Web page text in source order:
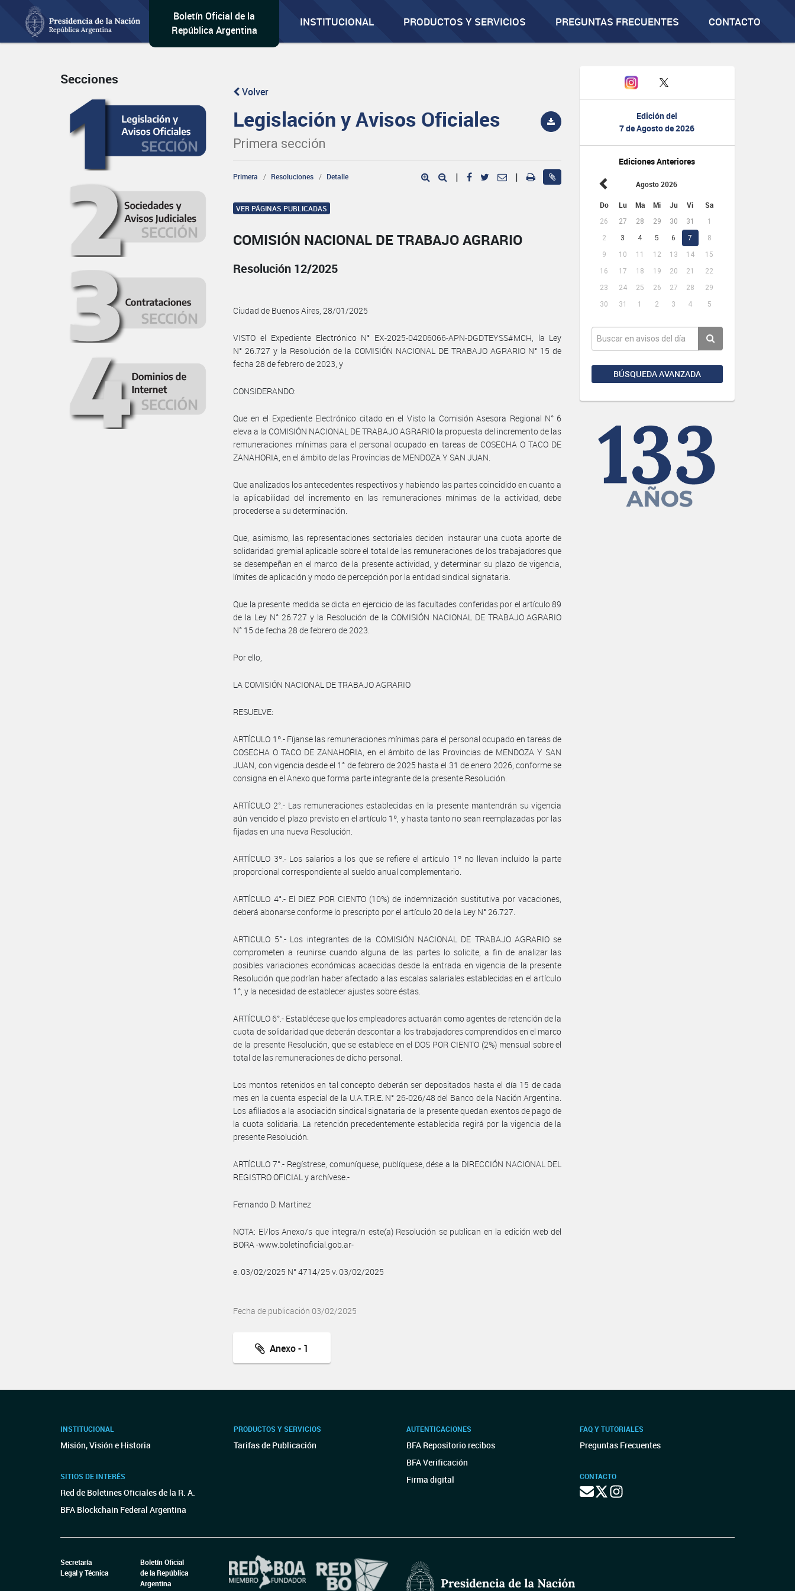
Boletín Oficial de la
República Argentina
INSTITUCIONAL PRODUCTOS Y SERVICIOS PREGUNTAS FRECUENTES CONTACTO
Edición del
7 de Agosto de 2026
Ediciones Anteriores
Agosto 2026
Do Lu Ma Mi Ju Vi Sa
26 27 28 29 30 31
1
2
3 4 5 6 7
8
9
10 11 12 13 14
15
16
17 18 19 20 21
22
23
24 25 26 27 28
29
30
31 1 2 3 4 5
BÚSQUEDA AVANZADA
Secciones
Volver
Legislación y Avisos Oficiales
Primera sección
Primera Resoluciones Detalle | |
VER PÁGINAS PUBLICADAS
COMISIÓN NACIONAL DE TRABAJO AGRARIO
Resolución 12/2025
Ciudad de Buenos Aires, 28/01/2025
VISTO el Expediente Electrónico N° EX-2025-04206066-APN-DGDTEYSS#MCH, la Ley
N° 26.727 y la Resolución de la COMISIÓN NACIONAL DE TRABAJO AGRARIO N° 15 de
fecha 28 de febrero de 2023, y
CONSIDERANDO:
Que en el Expediente Electrónico citado en el Visto la Comisión Asesora Regional N° 6
eleva a la COMISIÓN NACIONAL DE TRABAJO AGRARIO la propuesta del incremento de las
remuneraciones mínimas para el personal ocupado en tareas de COSECHA O TACO DE
ZANAHORIA, en el ámbito de las Provincias de MENDOZA Y SAN JUAN.
Que analizados los antecedentes respectivos y habiendo las partes coincidido en cuanto a
la aplicabilidad del incremento en las remuneraciones mínimas de la actividad, debe
procederse a su determinación.
Que, asimismo, las representaciones sectoriales deciden instaurar una cuota aporte de
solidaridad gremial aplicable sobre el total de las remuneraciones de los trabajadores que
se desempeñan en el marco de la presente actividad, y determinar su plazo de vigencia,
límites de aplicación y modo de percepción por la entidad sindical signataria.
Que la presente medida se dicta en ejercicio de las facultades conferidas por el artículo 89
de la Ley N° 26.727 y la Resolución de la COMISIÓN NACIONAL DE TRABAJO AGRARIO
N° 15 de fecha 28 de febrero de 2023.
Por ello,
LA COMISIÓN NACIONAL DE TRABAJO AGRARIO
RESUELVE:
ARTÍCULO 1º.- Fíjanse las remuneraciones mínimas para el personal ocupado en tareas de
COSECHA O TACO DE ZANAHORIA, en el ámbito de las Provincias de MENDOZA Y SAN
JUAN, con vigencia desde el 1° de febrero de 2025 hasta el 31 de enero 2026, conforme se
consigna en el Anexo que forma parte integrante de la presente Resolución.
ARTÍCULO 2°.- Las remuneraciones establecidas en la presente mantendrán su vigencia
aún vencido el plazo previsto en el artículo 1º, y hasta tanto no sean reemplazadas por las
fijadas en una nueva Resolución.
ARTÍCULO 3º.- Los salarios a los que se refiere el artículo 1º no llevan incluido la parte
proporcional correspondiente al sueldo anual complementario.
ARTÍCULO 4°.- El DIEZ POR CIENTO (10%) de indemnización sustitutiva por vacaciones,
deberá abonarse conforme lo prescripto por el artículo 20 de la Ley N° 26.727.
ARTICULO 5°.- Los integrantes de la COMISIÓN NACIONAL DE TRABAJO AGRARIO se
comprometen a reunirse cuando alguna de las partes lo solicite, a fin de analizar las
posibles variaciones económicas acaecidas desde la entrada en vigencia de la presente
Resolución que podrían haber afectado a las escalas salariales establecidas en el artículo
1°, y la necesidad de establecer ajustes sobre éstas.
ARTÍCULO 6°.- Establécese que los empleadores actuarán como agentes de retención de la
cuota de solidaridad que deberán descontar a los trabajadores comprendidos en el marco
de la presente Resolución, que se establece en el DOS POR CIENTO (2%) mensual sobre el
total de las remuneraciones de dicho personal.
Los montos retenidos en tal concepto deberán ser depositados hasta el día 15 de cada
mes en la cuenta especial de la U.A.T.R.E. N° 26-026/48 del Banco de la Nación Argentina.
Los afiliados a la asociación sindical signataria de la presente quedan exentos de pago de
la cuota solidaria. La retención precedentemente establecida regirá por la vigencia de la
presente Resolución.
ARTÍCULO 7°.- Regístrese, comuníquese, publíquese, dése a la DIRECCIÓN NACIONAL DEL
REGISTRO OFICIAL y archívese.-
Fernando D. Martinez
NOTA: El/los Anexo/s que integra/n este(a) Resolución se publican en la edición web del
BORA -www.boletinoficial.gob.ar-
e. 03/02/2025 N° 4714/25 v. 03/02/2025
Fecha de publicación 03/02/2025
Anexo - 1
INSTITUCIONAL
Misión, Visión e Historia
SITIOS DE INTERÉS
Red de Boletines Oficiales de la R. A.
BFA Blockchain Federal Argentina
PRODUCTOS Y SERVICIOS
Tarifas de Publicación
AUTENTICACIONES
BFA Repositorio recibos
BFA Verificación
Firma digital
FAQ Y TUTORIALES
Preguntas Frecuentes
CONTACTO
Secretaría
Legal y Técnica
Boletín Oficial
de la República
Argentina